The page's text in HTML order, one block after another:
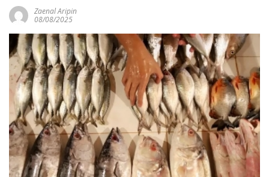
Zaenal Aripin
08/08/2025